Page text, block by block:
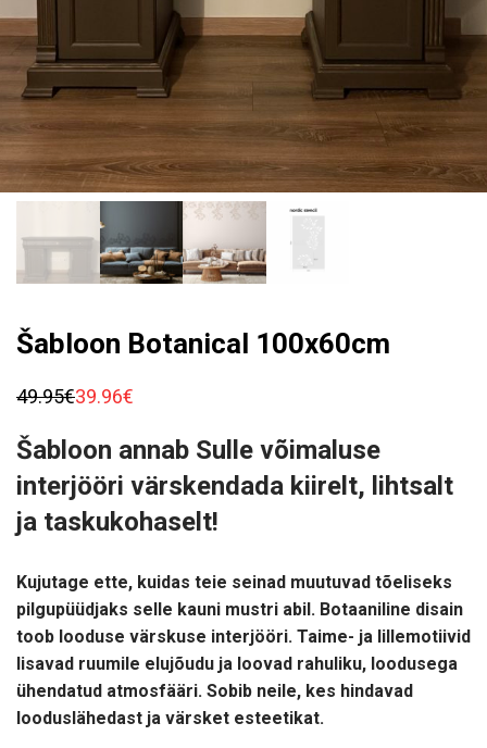
Šabloon Botanical 100x60cm
49.95€
Algne
oli:
49.95€.
39.96€
Praegune
on:
39.96€.
Šabloon annab Sulle võimaluse
interjööri värskendada kiirelt, lihtsalt
ja taskukohaselt!
Kujutage ette, kuidas teie seinad muutuvad tõeliseks
pilgupüüdjaks selle kauni mustri abil. Botaaniline disain
toob looduse värskuse interjööri. Taime- ja lillemotiivid
lisavad ruumile elujõudu ja loovad rahuliku, loodusega
ühendatud atmosfääri. Sobib neile, kes hindavad
looduslähedast ja värsket esteetikat.